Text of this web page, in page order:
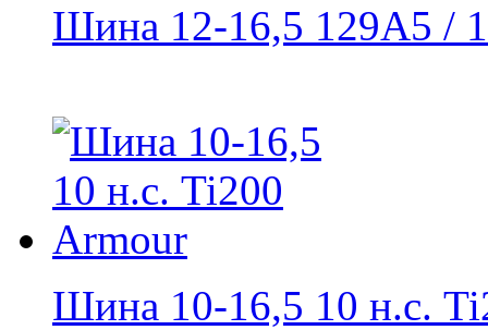
Шина 12-16,5 129A5 /
Шина 10-16,5 10 н.с.